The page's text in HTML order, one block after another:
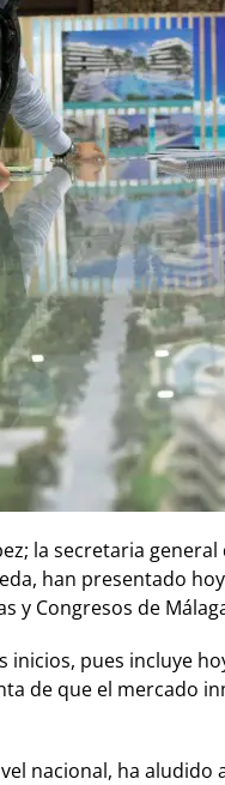
la secretaria
han presentado
y Congresos de
pues incluye
de que el mercado
nacional, ha